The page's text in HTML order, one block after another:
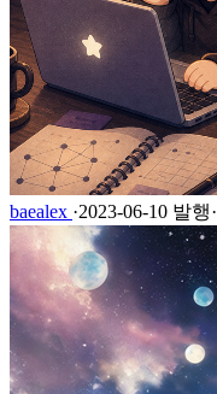
baealex ·2023-06-10 발행·